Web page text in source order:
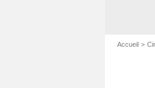
Accueil